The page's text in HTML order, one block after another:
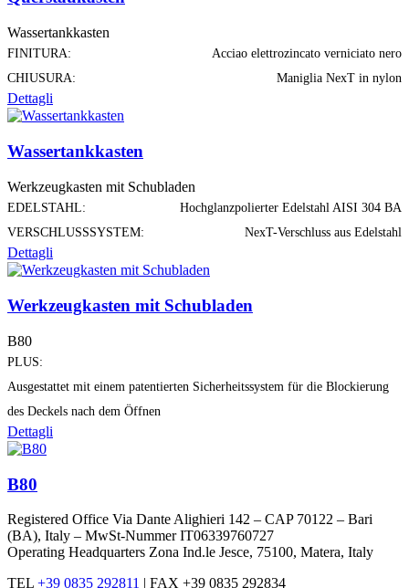
Wassertankkasten
FINITURA:
Acciao elettrozincato verniciato nero
CHIUSURA:
Maniglia NexT in nylon
Dettagli
Wassertankkasten
Werkzeugkasten mit Schubladen
EDELSTAHL:
Hochglanzpolierter Edelstahl AISI 304 BA
VERSCHLUSSSYSTEM:
NexT-Verschluss aus Edelstahl
Dettagli
Werkzeugkasten mit Schubladen
B80
PLUS:
Ausgestattet mit einem patentierten Sicherheitssystem für die Blockierung
des Deckels nach dem Öffnen
Dettagli
B80
Registered Office Via Dante Alighieri 142 – CAP 70122 – Bari
(BA), Italy – MwSt-Nummer IT06339760727
Operating Headquarters Zona Ind.le Jesce, 75100, Matera, Italy
TEL +39 0835 292811 | FAX +39 0835 292834